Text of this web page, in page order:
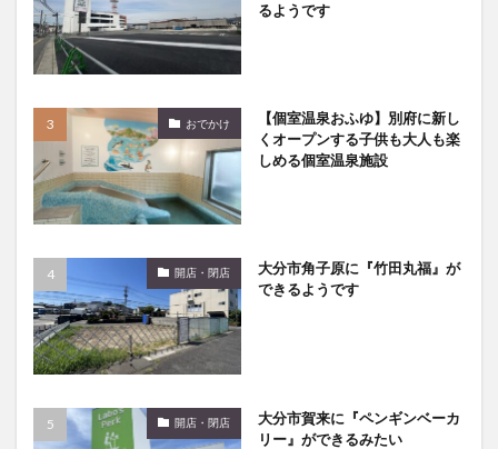
るようです
おでかけ
【個室温泉おふゆ】別府に新し
くオープンする子供も大人も楽
しめる個室温泉施設
開店・閉店
大分市角子原に『竹田丸福』が
できるようです
開店・閉店
大分市賀来に『ペンギンベーカ
リー』ができるみたい